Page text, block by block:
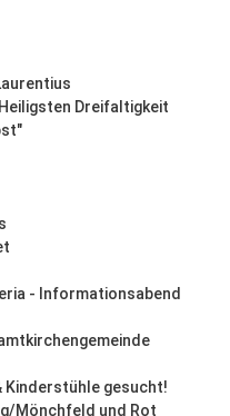
Dreifaltigkeit
- Informationsabend
Kinderstühle gesucht!
Mönchfeld und Rot